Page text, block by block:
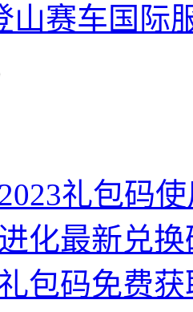
山赛车国际
礼包码
化最新兑
包码免费